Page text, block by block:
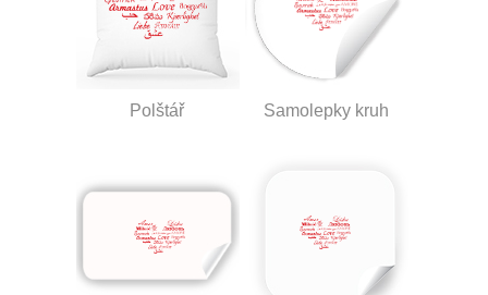
Polštář Samolepky kruh